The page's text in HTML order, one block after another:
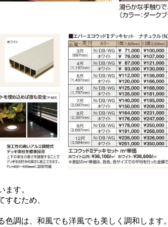
す。
むため、
調は、和風でも洋風でも美しく調和します。